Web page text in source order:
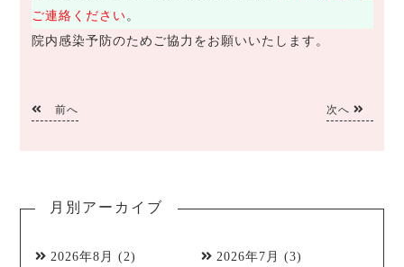
ご連絡ください。
院内感染予防のためご協力をお願いいたします。
前へ 次へ
月別アーカイブ
2026年8月 (2) 2026年7月 (3)